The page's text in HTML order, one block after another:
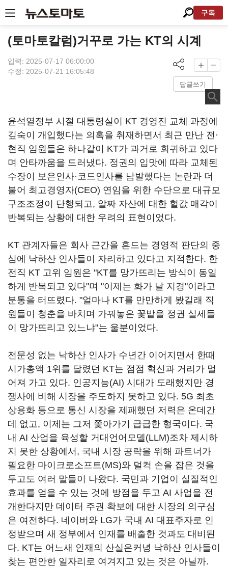
구독
(토마토칼럼)거꾸로 가는 KT의 시계
입력: 2025-07-17 06:00:00
수정: 2025-07-21 16:05:48
답글쓰기
윤석열정부 시절 대통령실이 KT 경영진 교체 과정에
깊숙이 개입했다는 의혹을 취재하면서 최근 만난 전·
현직 임원들은 하나같이 KT가 과거로 회귀하고 있다
며 안타까움을 드러냈다. 정권의 입맛에 따라 교체된
수장이 보은인사·코드인사를 남발했다는 논란과 더
불어 최고경영자(CEO) 연임을 위한 수단으로 대규모
구조조정이 단행되고, 알짜 자산에 대한 헐값 매각이
반복되는 상황에 대한 우려의 표현이었다.
KT 관계자들은 회사 근간을 흔드는 경영적 판단의 중
심에 낙하산 인사들이 자리하고 있다고 지적한다. 한
전직 KT 고위 임원은 "KT를 망가뜨리는 방식이 동일
하게 반복되고 있다"며 "이제는 화가 날 지경"이라고
분통을 터뜨렸다. "얼마나 KT를 만만하게 봤길래 직
원들이 청춘을 바치며 가꿔놓은 꽃밭을 정권 실세들
이 망가뜨리고 있느냐"는 울분이었다.
전문성 없는 낙하산 인사가 수년간 이어지면서 한때
시가총액 1위를 달렸던 KT는 점점 혁신과 거리가 멀
어져 가고 있다. 인공지능(AI) 시대가 도래했지만 경
쟁사에 비해 시장을 주도하지 못하고 있다. 5G 최초
상용화 등으로 통신 시장을 제패했던 저력은 온데간
데 없고, 이제는 그저 쫓아가기 급급한 형국이다. 국
내 AI 산업을 육성할 거대언어모델(LLM)조차 제시하
지 못한 상황에서, 국내 시장 공략을 위해 파트너가
필요한 마이크로소프트(MS)와 덜컥 손을 잡은 것을
두고도 여러 말들이 나왔다. 국민과 기업이 실질적인
효과를 얻을 수 있는 것에 방점을 두고 AI 사업을 전
개한다지만 데이터 주권 확보에 대한 시장의 의구심
은 여전하다. 네이버와 LG가 국내 AI 대표주자로 인
정받으며 새 정부에서 인재를 배출한 것과도 대비된
다. KT는 어느새 인재의 산실은커녕 낙하산 인사들이
찾는 편안한 일자리로 여겨지고 있는 것은 아닐까.